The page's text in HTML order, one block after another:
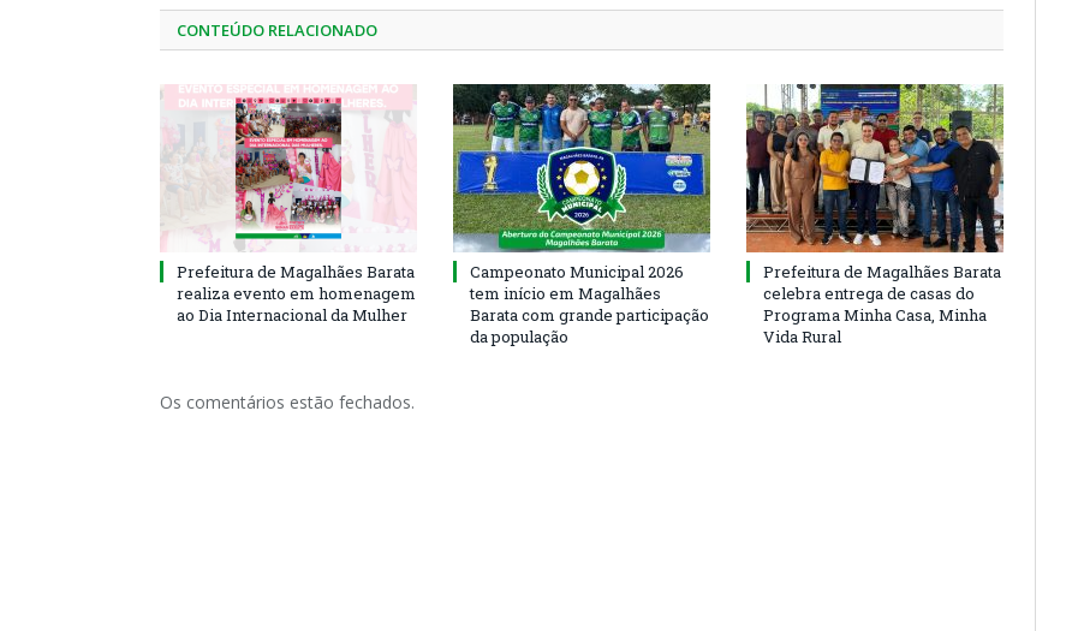
CONTEÚDO RELACIONADO
Prefeitura de Magalhães Barata
realiza evento em homenagem
ao Dia Internacional da Mulher
Campeonato Municipal 2026
tem início em Magalhães
Barata com grande participação
da população
Prefeitura de Magalhães Barata
celebra entrega de casas do
Programa Minha Casa, Minha
Vida Rural
Os comentários estão fechados.